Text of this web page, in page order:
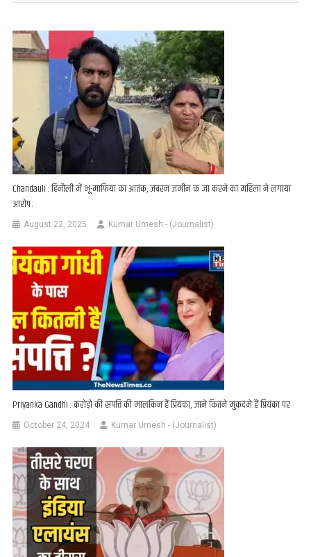
Chandauli : हिनौली में भू-माफिया का आतंक, जबरन जमीन कब्जा करने का महिला ने लगाया
आरोप..
August 22, 2025 Kumar Umesh - (Journalist)
Priyanka Gandhi : करोड़ो की संपत्ति की मालकिन हैं प्रियंका, जाने कितने मुकदमे हैं प्रियंका पर
October 24, 2024 Kumar Umesh - (Journalist)